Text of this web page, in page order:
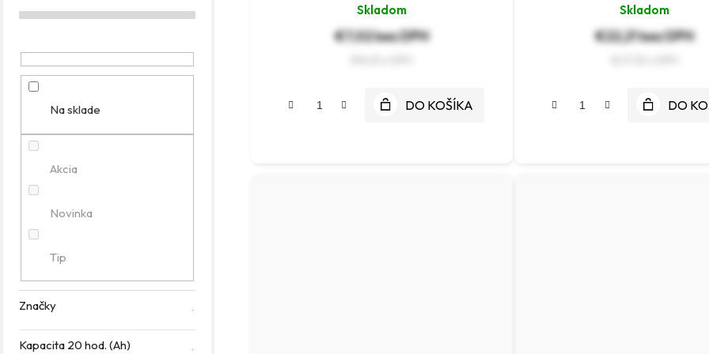
g
i
e
Na sklade
Akcia
Novinka
Tip
Značky
Kapacita 20 hod. (Ah)
Skladom
€7,02 bez DPH
DO KOŠÍKA
Skladom
€22,21 bez DPH
DO